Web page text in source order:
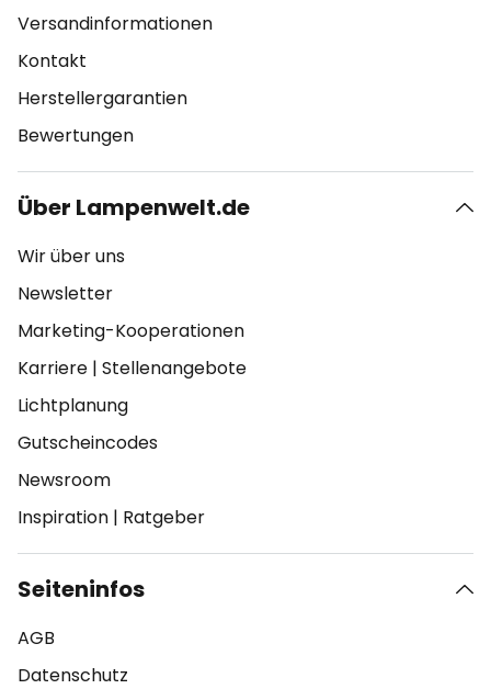
Versandinformationen
Kontakt
Herstellergarantien
Bewertungen
Über Lampenwelt.de
Wir über uns
Newsletter
Marketing-Kooperationen
Karriere | Stellenangebote
Lichtplanung
Gutscheincodes
Newsroom
Inspiration | Ratgeber
Seiteninfos
AGB
Datenschutz